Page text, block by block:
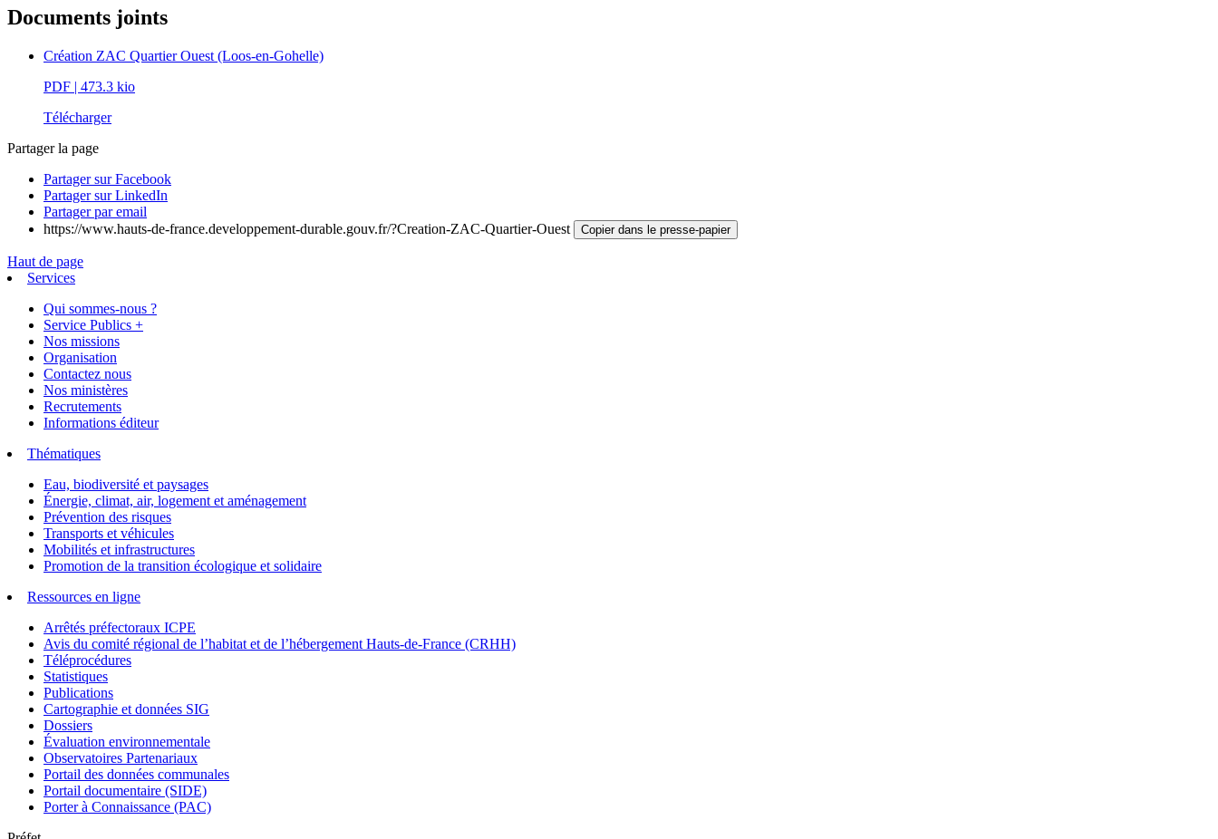
Documents joints
Création ZAC Quartier Ouest (Loos-en-Gohelle)
PDF | 473.3 kio
Télécharger
Partager la page
Partager sur Facebook
Partager sur LinkedIn
Partager par email
https://www.hauts-de-france.developpement-durable.gouv.fr/?Creation-ZAC-Quartier-Ouest
Copier dans le presse-papier
Haut de page
Services
Qui sommes-nous ?
Service Publics +
Nos missions
Organisation
Contactez nous
Nos ministères
Recrutements
Informations éditeur
Thématiques
Eau, biodiversité et paysages
Énergie, climat, air, logement et aménagement
Prévention des risques
Transports et véhicules
Mobilités et infrastructures
Promotion de la transition écologique et solidaire
Ressources en ligne
Arrêtés préfectoraux ICPE
Avis du comité régional de l’habitat et de l’hébergement Hauts-de-France (CRHH)
Téléprocédures
Statistiques
Publications
Cartographie et données SIG
Dossiers
Évaluation environnementale
Observatoires Partenariaux
Portail des données communales
Portail documentaire (SIDE)
Porter à Connaissance (PAC)